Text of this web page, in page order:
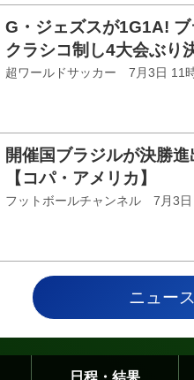
G・ジェズスが1G1A!
クラシコ制し4大会ぶり
超ワールドサッカー 7月3日 11
開催国ブラジルが決勝
【コパ・アメリカ】
フットボールチャンネル 7月3日
ニュー